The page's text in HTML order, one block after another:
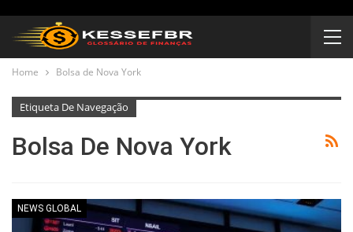
Home Bolsa de Nova York
Etiqueta De Navegação
Bolsa De Nova York
NEWS GLOBAL